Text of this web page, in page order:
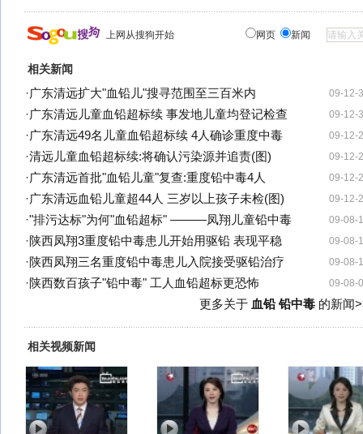
上网从搜狗开始 网页 新闻
相关新闻
09-12-
·广东清远扩大"血铅儿"搜寻范围至三百米内
09-12-
·广东清远儿童血铅超标续 事发地儿童均登记检查
09-12-
·广东清远49名儿童血铅超标续 4人确诊重度中毒
09-12-
·清远儿童血铅超标续:将确认污染源并追责(图)
09-12-
·广东清远首批"血铅儿童"复查:重度铅中毒4人
09-12-
·广东清远血铅儿童超44人 三岁以上孩子未检(图)
09-08-
·"排污达标"为何"血铅超标" ———凤翔儿童铅中毒
09-08-
·陕西凤翔3重度铅中毒患儿开始用驱铅 表现平稳
09-08-
·陕西凤翔三名重度铅中毒患儿入院接受驱铅治疗
09-08-
·陕西数百孩子"铅中毒" 工人血铅超标更恐怖
更多关于 血铅 铅中毒的新闻
相关视频新闻